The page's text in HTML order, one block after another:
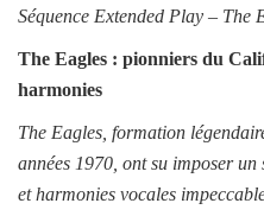
Séquence Extended Play – The
The Eagles : pionniers du
harmonies
The Eagles, formation
années 1970, ont su imposer
et harmonies vocales